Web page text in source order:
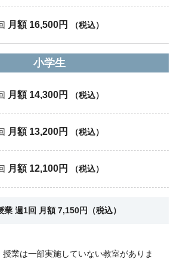
月額 16,500円 （税込）
小学生
月額 14,300円 （税込）
月額 13,200円 （税込）
月額 12,100円 （税込）
業 週1回 月額 7,150円（税込）
業は一部実施していない教室がありま